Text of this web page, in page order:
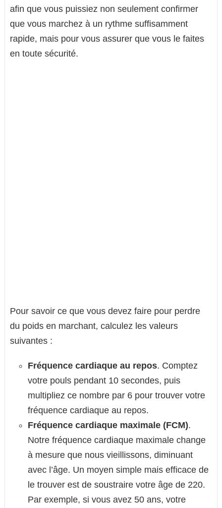
afin que vous puissiez non seulement confirmer
que vous marchez à un rythme suffisamment
rapide, mais pour vous assurer que vous le faites
en toute sécurité.
Pour savoir ce que vous devez faire pour perdre
du poids en marchant, calculez les valeurs
suivantes :
Fréquence cardiaque au repos. Comptez
votre pouls pendant 10 secondes, puis
multipliez ce nombre par 6 pour trouver votre
fréquence cardiaque au repos.
Fréquence cardiaque maximale (FCM).
Notre fréquence cardiaque maximale change
à mesure que nous vieillissons, diminuant
avec l’âge. Un moyen simple mais efficace de
le trouver est de soustraire votre âge de 220.
Par exemple, si vous avez 50 ans, votre